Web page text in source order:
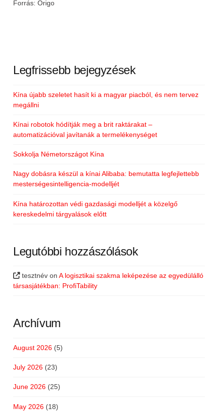
Forrás: Origo
Legfrissebb bejegyzések
Kína újabb szeletet hasít ki a magyar piacból, és nem tervez
megállni
Kínai robotok hódítják meg a brit raktárakat –
automatizációval javítanák a termelékenységet
Sokkolja Németországot Kína
Nagy dobásra készül a kínai Alibaba: bemutatta legfejlettebb
mesterségesintelligencia-modelljét
Kína határozottan védi gazdasági modelljét a közelgő
kereskedelmi tárgyalások előtt
Legutóbbi hozzászólások
tesztnév onA logisztikai szakma leképezése az egyedülálló
társasjátékban: ProfiTability
Archívum
August 2026(5)
July 2026(23)
June 2026(25)
May 2026(18)